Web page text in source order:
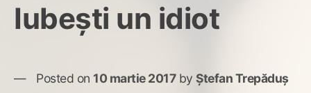
Iubești un idiot
Posted on 10 martie 2017by Ștefan Trepăduș